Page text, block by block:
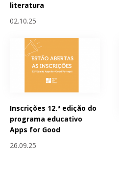
literatura
02.10.25
Inscrições 12.ª edição do
programa educativo
Apps for Good
26.09.25